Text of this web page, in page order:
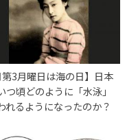
第3月曜日は海の日】日本
つ頃どのように「水泳」
れるようになったのか？